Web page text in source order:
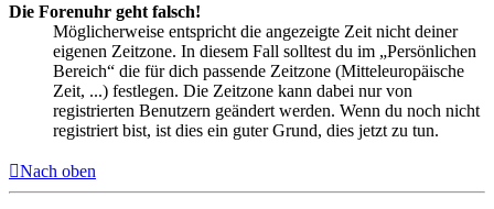
Die Forenuhr geht falsch!
Möglicherweise entspricht die angezeigte Zeit nicht deiner
eigenen Zeitzone. In diesem Fall solltest du im „Persönlichen
Bereich“ die für dich passende Zeitzone (Mitteleuropäische
Zeit, ...) festlegen. Die Zeitzone kann dabei nur von
registrierten Benutzern geändert werden. Wenn du noch nicht
registriert bist, ist dies ein guter Grund, dies jetzt zu tun.
Nach oben